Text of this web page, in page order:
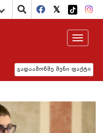
გადაამოწმე შენი ფაქტი
Toggle